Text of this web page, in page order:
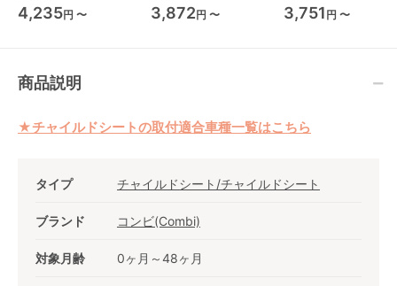
4,235円 〜 3,872円 〜 3,751 円 〜
商品説明
★チャイルドシートの取付適合車種一覧はこちら
タイプ チャイルドシート/チャイルドシート
ブランド コンビ(Combi)
対象月齢 0ヶ月～48ヶ月